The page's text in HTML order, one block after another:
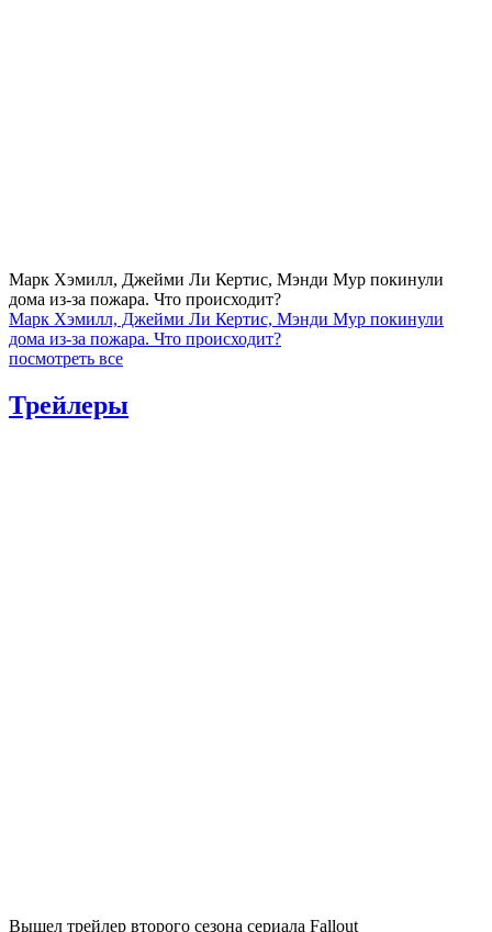
Марк Хэмилл, Джейми Ли Кертис, Мэнди Мур покинули
дома из-за пожара. Что происходит?
Марк Хэмилл, Джейми Ли Кертис, Мэнди Мур покинули
дома из-за пожара. Что происходит?
посмотреть все
Трейлеры
Вышел трейлер второго сезона сериала Fallout